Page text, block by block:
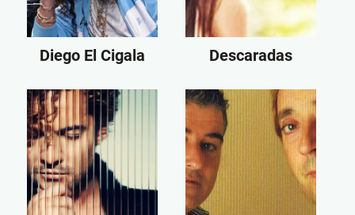
Diego El Cigala Descaradas